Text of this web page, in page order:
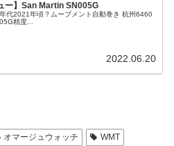
ー】San Martin SN005G
代2021年頃？ムーブメント自動巻き 杭州6460
精度...
2022.06.20
オマージュウォッチ
WMT